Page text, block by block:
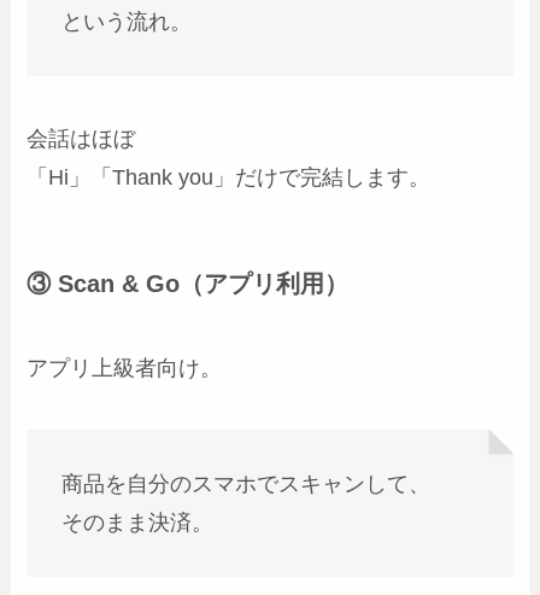
という流れ。
会話はほぼ
「Hi」「Thank you」だけで完結します。
③ Scan & Go（アプリ利用）
アプリ上級者向け。
商品を自分のスマホでスキャンして、
そのまま決済。